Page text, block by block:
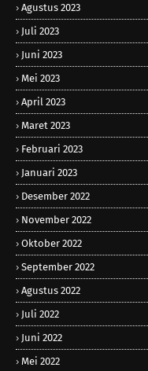
Agustus 2023
Juli 2023
Juni 2023
Mei 2023
April 2023
Maret 2023
Februari 2023
Januari 2023
Desember 2022
November 2022
Oktober 2022
September 2022
Agustus 2022
Juli 2022
Juni 2022
Mei 2022